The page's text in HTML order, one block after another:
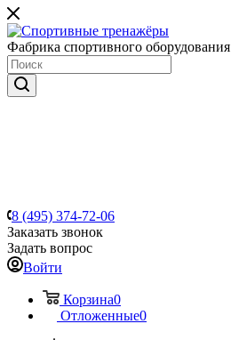
Фабрика спортивного оборудования
8 (495) 374-72-06
Заказать звонок
Задать вопрос
Войти
Корзина0
Отложенные0